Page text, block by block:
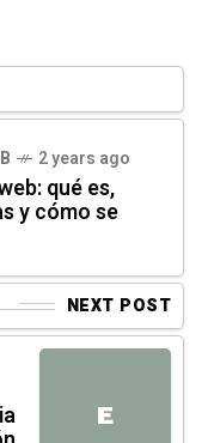
2 years ago
qué es,
y cómo se
NEXT POST
E